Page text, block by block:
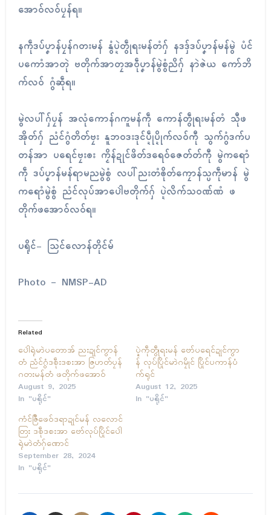
အောဝ်လဝ်ပၠန်ရ။
နကဵုဒပ်ပၞာန်ပၠန်ဂတးမန် နွံပ္ဍဲတွဵုရးမန်တံဂှ် နဒဒှ်ဒပ်ပၞာန်မန်မွဲ ပံင်
ပကောံအာတုဲ ဗတိုက်အာတၠအဝဵုပၞာန်မွဲစွံညိဂှ် နာဲဇဲယ ကော်ဘိ
က်လဝ် ဂွံဆဵုရ။
မွဲလပါ်ဂှ်ပၠန် အလုံကောန်ဂကူမန်ကဵု ကောန်တွဵုရးမန်တံ သီုဖ
အိုတ်ဂှ် ညံင်ဂွံတိတ်ဗၠး နူဘဝဒးဒုင်ပ္ဍဵုပ္ဍိုက်လဝ်ကီု သွက်ဂွံဒက်ပ
တန်အာ ပရေင်ဗၠးၜး ကၟိန်ဍုင်ဖိတ်ဒရေဝ်ဇေတ်တ်ကီု မွဲကရောံ
ကဵု ဒပ်ပၞာန်မန်ရာမညမွဲစွံ လပါ်ညးတံၜိုတ်ကၠောန်သ္ပကဵုမာန် မွဲ
ကရောံမွဲစွံ ညံင်လုပ်အာပေါဲဗတိုက်ဂှ် ပ္ဍဲလိက်သဝဏ်ဏံ ဖ
တိုက်ဖအောဝ်လဝ်ရ။
ပရိုင်- သြင်လောန်တိုင်မ်
Photo – NMSP-AD
Related
ပေါဲရုဲမာဲပတောအ် ညးဍုင်ကွာန်
တံ ညံင်ဂွံဒစဵုးဒစးအာ ဇြဟတ်ပၠန်
ဂတးမန်တံ ဖတိုက်ဖအောဝ်
August 9, 2025
In "ပရိုၚ်"
ပ္ဍဲကဵုတွဵုရးမန် ဗော်ပရေင်ဍုင်ကွာ
န် လုပ်ပြိုင်မာဲဂမၠိုင် ပြိုင်ပကာန်ပံ
က်ရုင်
August 12, 2025
In "ပရိုၚ်"
ကံၚ်ဇြဳဖေဝ်ဒရာဍုၚ်မန် လလောၚ်
တြး ဒစဵုဒစးအာ ဗော်လုပ်ပြိုၚ်ပေါဲ
ရုဲမာဲတံဂှ်ဏောၚ်
September 28, 2024
In "ပရိုၚ်"